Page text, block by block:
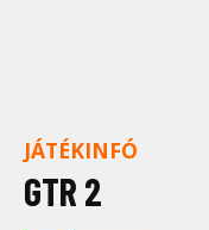
JÁTÉKINFÓ
GTR 2